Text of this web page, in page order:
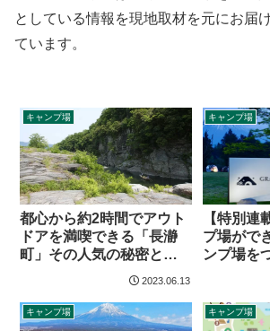
としている情報を現地取材を元にお届
ています。
キャンプ場
都心から約2時間でアウト
ドアを満喫できる「長瀞
町」その人気の秘密と
2023.06.13
キャンプ場
【特別連
プ場がで
ンプ場を
キャンプ場 キャンプ場